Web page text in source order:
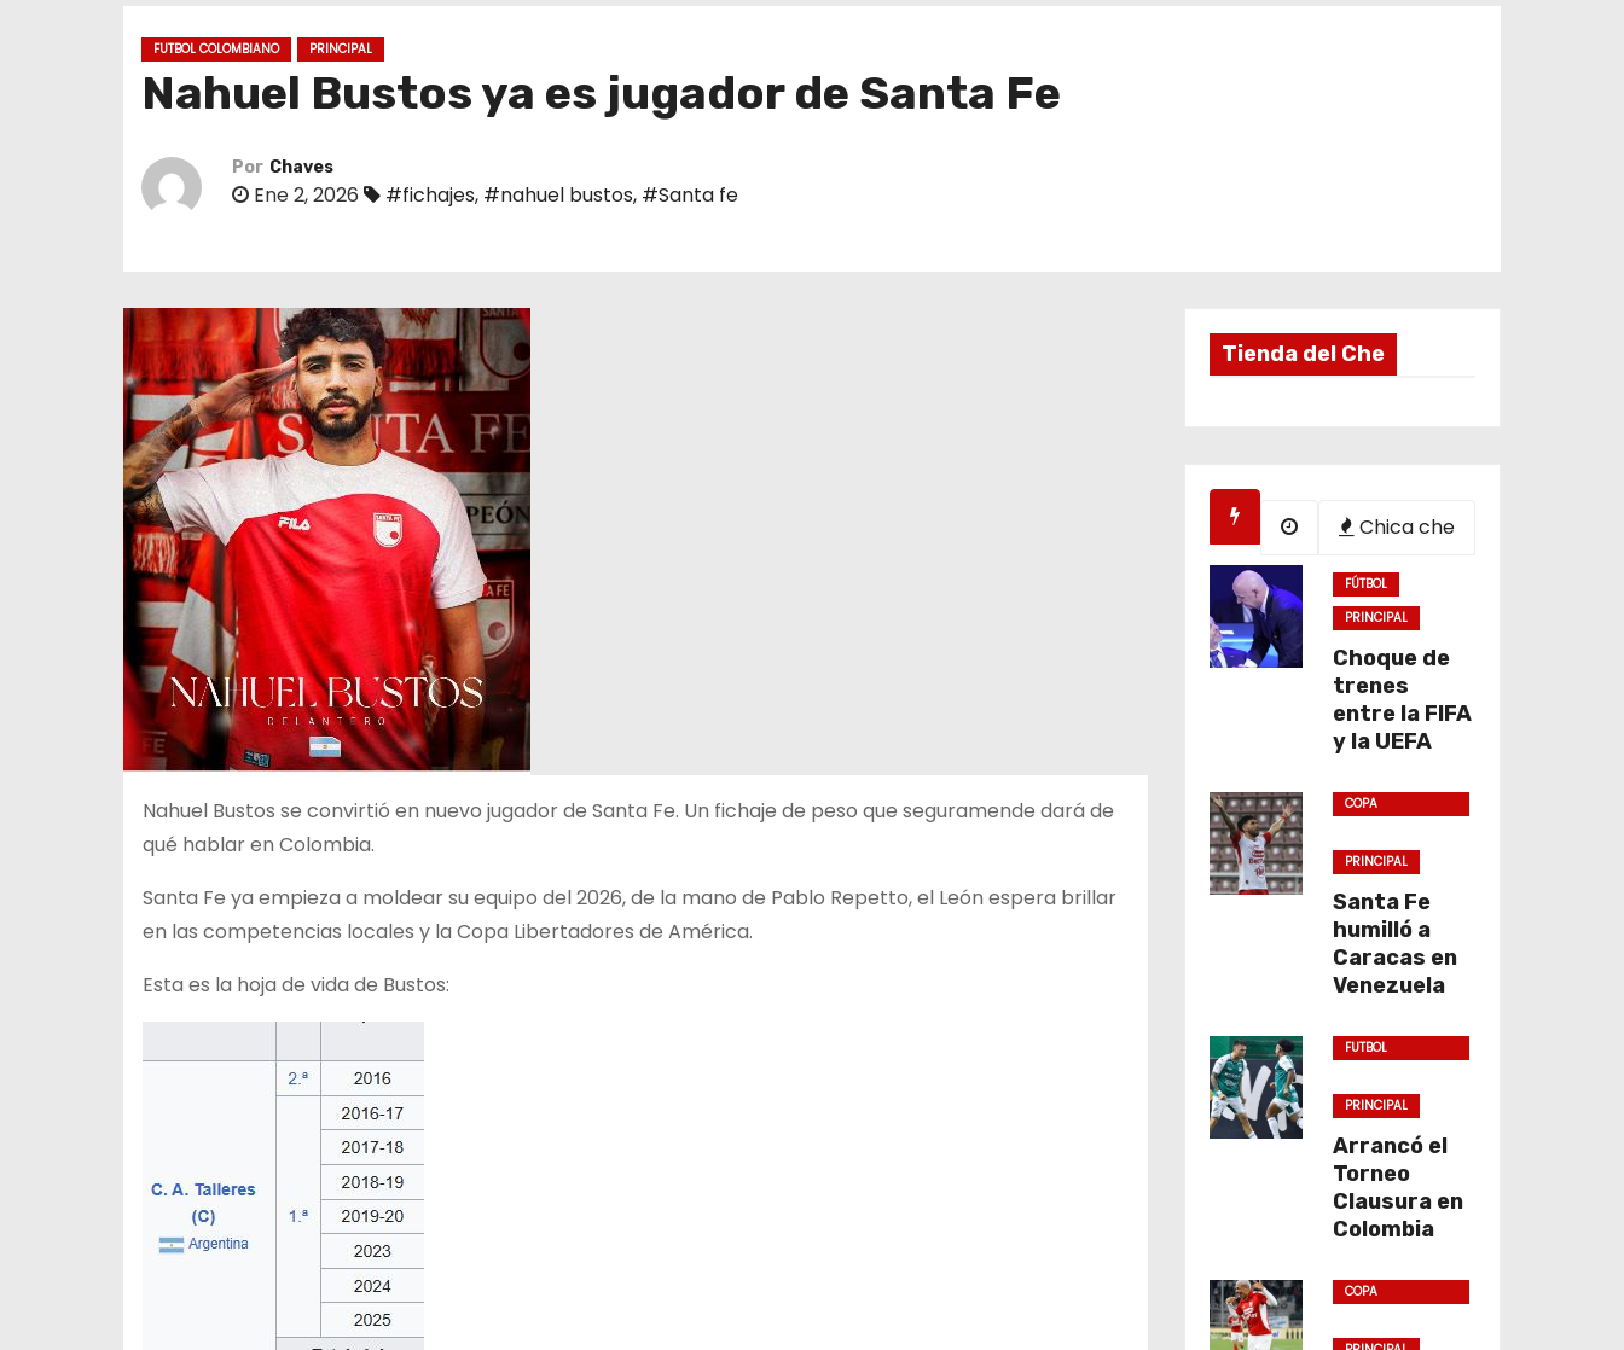
FUTBOL COLOMBIANO PRINCIPAL
Nahuel Bustos ya es jugador de Santa Fe
Por Chaves
Ene 2, 2026 #fichajes, #nahuel bustos, #Santa fe
Nahuel Bustos se convirtió en nuevo jugador de Santa Fe. Un fichaje de peso que seguramende dará de
qué hablar en Colombia.
Santa Fe ya empieza a moldear su equipo del 2026, de la mano de Pablo Repetto, el León espera brillar
en las competencias locales y la Copa Libertadores de América.
Esta es la hoja de vida de Bustos:
Tienda del Che
Chica che
FÚTBOL
PRINCIPAL
Choque de
trenes
entre la FIFA
y la UEFA
COPA
PRINCIPAL
Santa Fe
humilló a
Caracas en
Venezuela
FUTBOL
PRINCIPAL
Arrancó el
Torneo
Clausura en
Colombia
COPA